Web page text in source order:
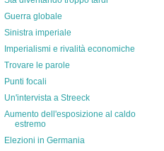
Guerra globale
Sinistra imperiale
Imperialismi e rivalità economiche
Trovare le parole
Punti focali
Un'intervista a Streeck
Aumento dell'esposizione al caldo
estremo
Elezioni in Germania